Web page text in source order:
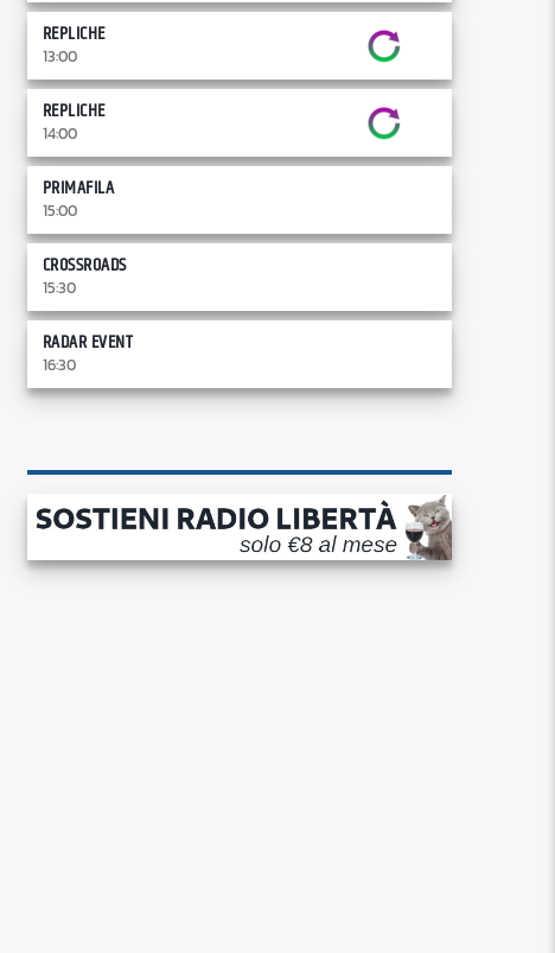
REPLICHE
13:00
REPLICHE
14:00
PRIMAFILA
15:00
CROSSROADS
15:30
RADAR EVENT
16:30